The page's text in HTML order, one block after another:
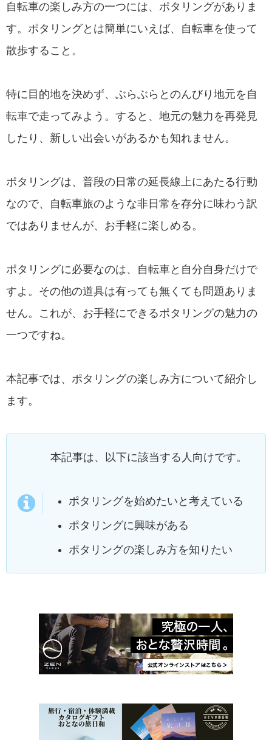
自転車の楽しみ方の一つには、ポタリングがありま
す。ポタリングとは簡単にいえば、自転車を使って
散歩すること。
特に目的地を決めず、ぶらぶらとのんびり地元を自
転車で走ってみよう。すると、地元の魅力を再発見
したり、新しい出会いがあるかも知れません。
ポタリングは、普段の日常の延長線上にあたる行動
なので、自転車旅のような非日常を存分に味わう訳
ではありませんが、お手軽に楽しめる。
ポタリングに必要なのは、自転車と自分自身だけで
すよ。その他の道具は有っても無くても問題ありま
せん。これが、お手軽にできるポタリングの魅力の
一つですね。
本記事では、ポタリングの楽しみ方について紹介し
ます。
本記事は、以下に該当する人向けです。
ポタリングを始めたいと考えている
ポタリングに興味がある
ポタリングの楽しみ方を知りたい